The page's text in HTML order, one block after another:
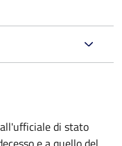
di stato